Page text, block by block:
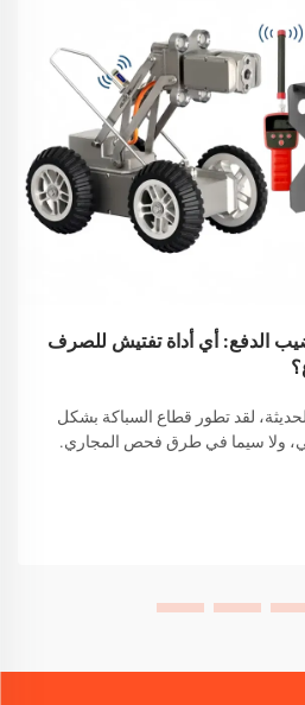
الدفع: أي أداة تفتيش للصرف
لقد تطور قطاع السباكة بشكل
ولا سيما في طرق فحص المجاري.